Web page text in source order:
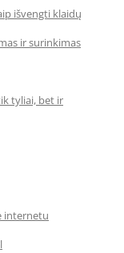
išvengti klaidų
ir surinkimas
tyliai, bet ir
internetu